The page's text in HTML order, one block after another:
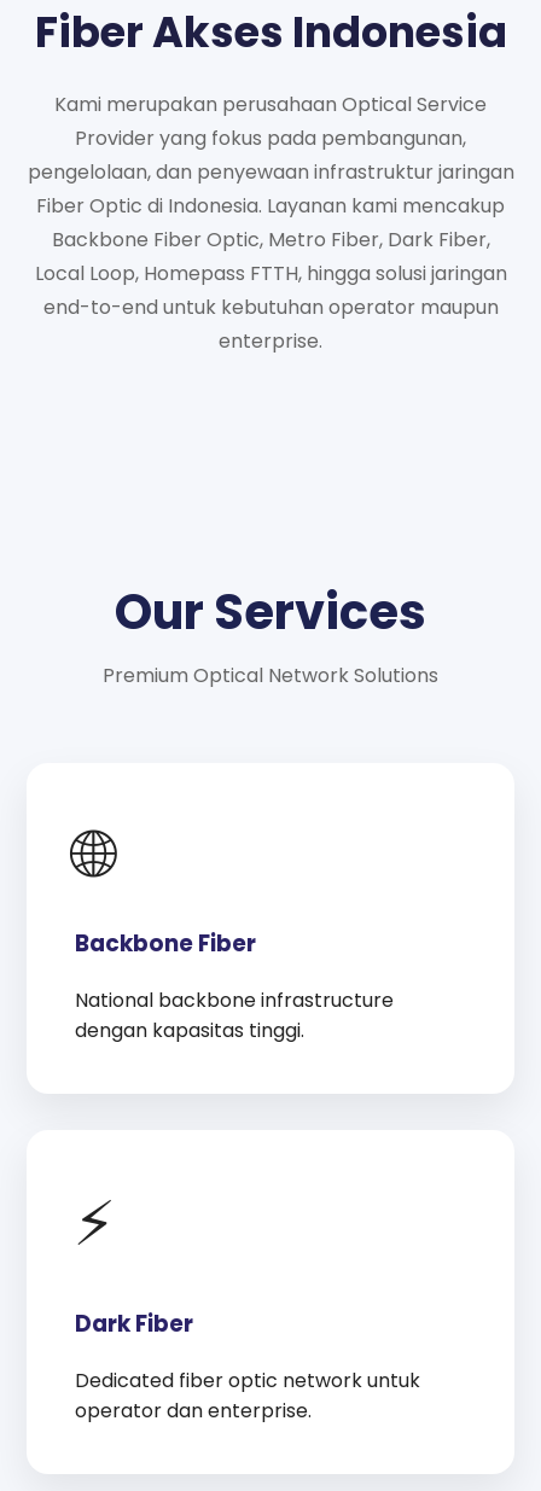
Fiber Akses Indonesia
Kami merupakan perusahaan Optical Service
Provider yang fokus pada pembangunan,
pengelolaan, dan penyewaan infrastruktur jaringan
Fiber Optic di Indonesia. Layanan kami mencakup
Backbone Fiber Optic, Metro Fiber, Dark Fiber,
Local Loop, Homepass FTTH, hingga solusi jaringan
end-to-end untuk kebutuhan operator maupun
enterprise.
Our Services
Premium Optical Network Solutions
🌐
Backbone Fiber
National backbone infrastructure
dengan kapasitas tinggi.
⚡
Dark Fiber
Dedicated fiber optic network untuk
operator dan enterprise.